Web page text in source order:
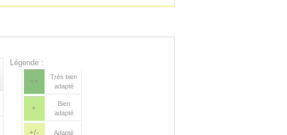
Légende :
++
Très bien
adapté
+
Bien
adapté
+/- Adapté